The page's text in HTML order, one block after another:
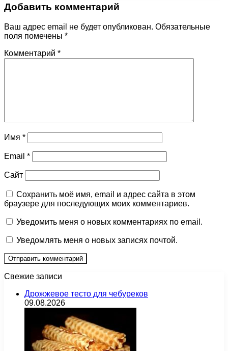
Добавить комментарий
Ваш адрес email не будет опубликован. Обязательные
поля помечены *
Комментарий *
Имя *
Email *
Сайт
Сохранить моё имя, email и адрес сайта в этом
браузере для последующих моих комментариев.
Уведомить меня о новых комментариях по email.
Уведомлять меня о новых записях почтой.
Свежие записи
Дрожжевое тесто для чебуреков
09.08.2026